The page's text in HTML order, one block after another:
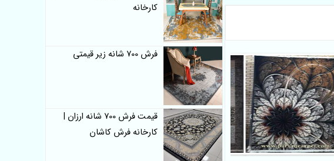
کارخانه
فرش 700 شانه زیر قیمتی
قیمت فرش 700 شانه ارزان |
کارخانه فرش کاشان